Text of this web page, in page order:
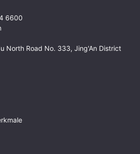
6600
North Road No. 333, Jing'An District